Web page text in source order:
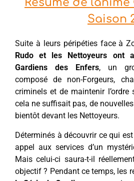
Saison
Suite à leurs péripéties face à
Rudo et les Nettoyeurs ont
Gardiens des Enfers, un
composé de non-Forgeurs,
criminels et de maintenir l’ordre
cela ne suffisait pas, de
bientôt devant les Nettoyeurs.
Déterminés à découvrir ce qui
appel aux services d’un
Mais celui-ci saura-t-il
objectif ? Pendant ce temps, les